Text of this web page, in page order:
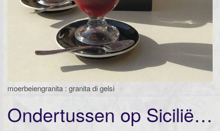
moerbeiengranita : granita di gelsi
Ondertussen op Sicilië…